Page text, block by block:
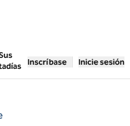
, abre una pestaña
Inscríbase Inicie sesión